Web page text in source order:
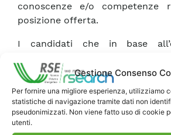
Gestione Consenso
Per fornire una migliore esperienza, utilizziamo
statistiche di navigazione tramite dati non
pseudonimizzati. Non viene fatto uso di cookie
utenti.
conoscenze e/o competenze
posizione offerta.
I candidati che in base
ammessi alla prova scritta
mail, entro una settimana
bando, indicazioni relative
modalità di partecipazione e
prova, che sarà erogata